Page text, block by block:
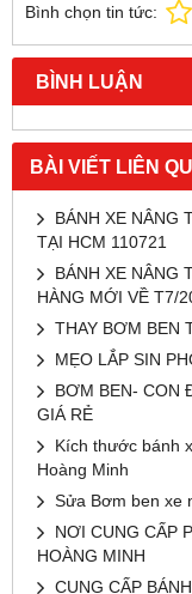
Bình chọn tin tức:
BÌNH LUẬN
BÀI VIẾT LIÊN
BÁNH XE NÂNG
TẠI HCM 110721
BÁNH XE NÂNG
HÀNG MỚI VỀ T7/
THAY BƠM BEN
MẸO LẮP SIN
BƠM BEN- CON
GIÁ RẺ
Kích thước bánh
Hoàng Minh
Sửa Bơm ben xe
NƠI CUNG CẤP
HOÀNG MINH
CUNG CẤP